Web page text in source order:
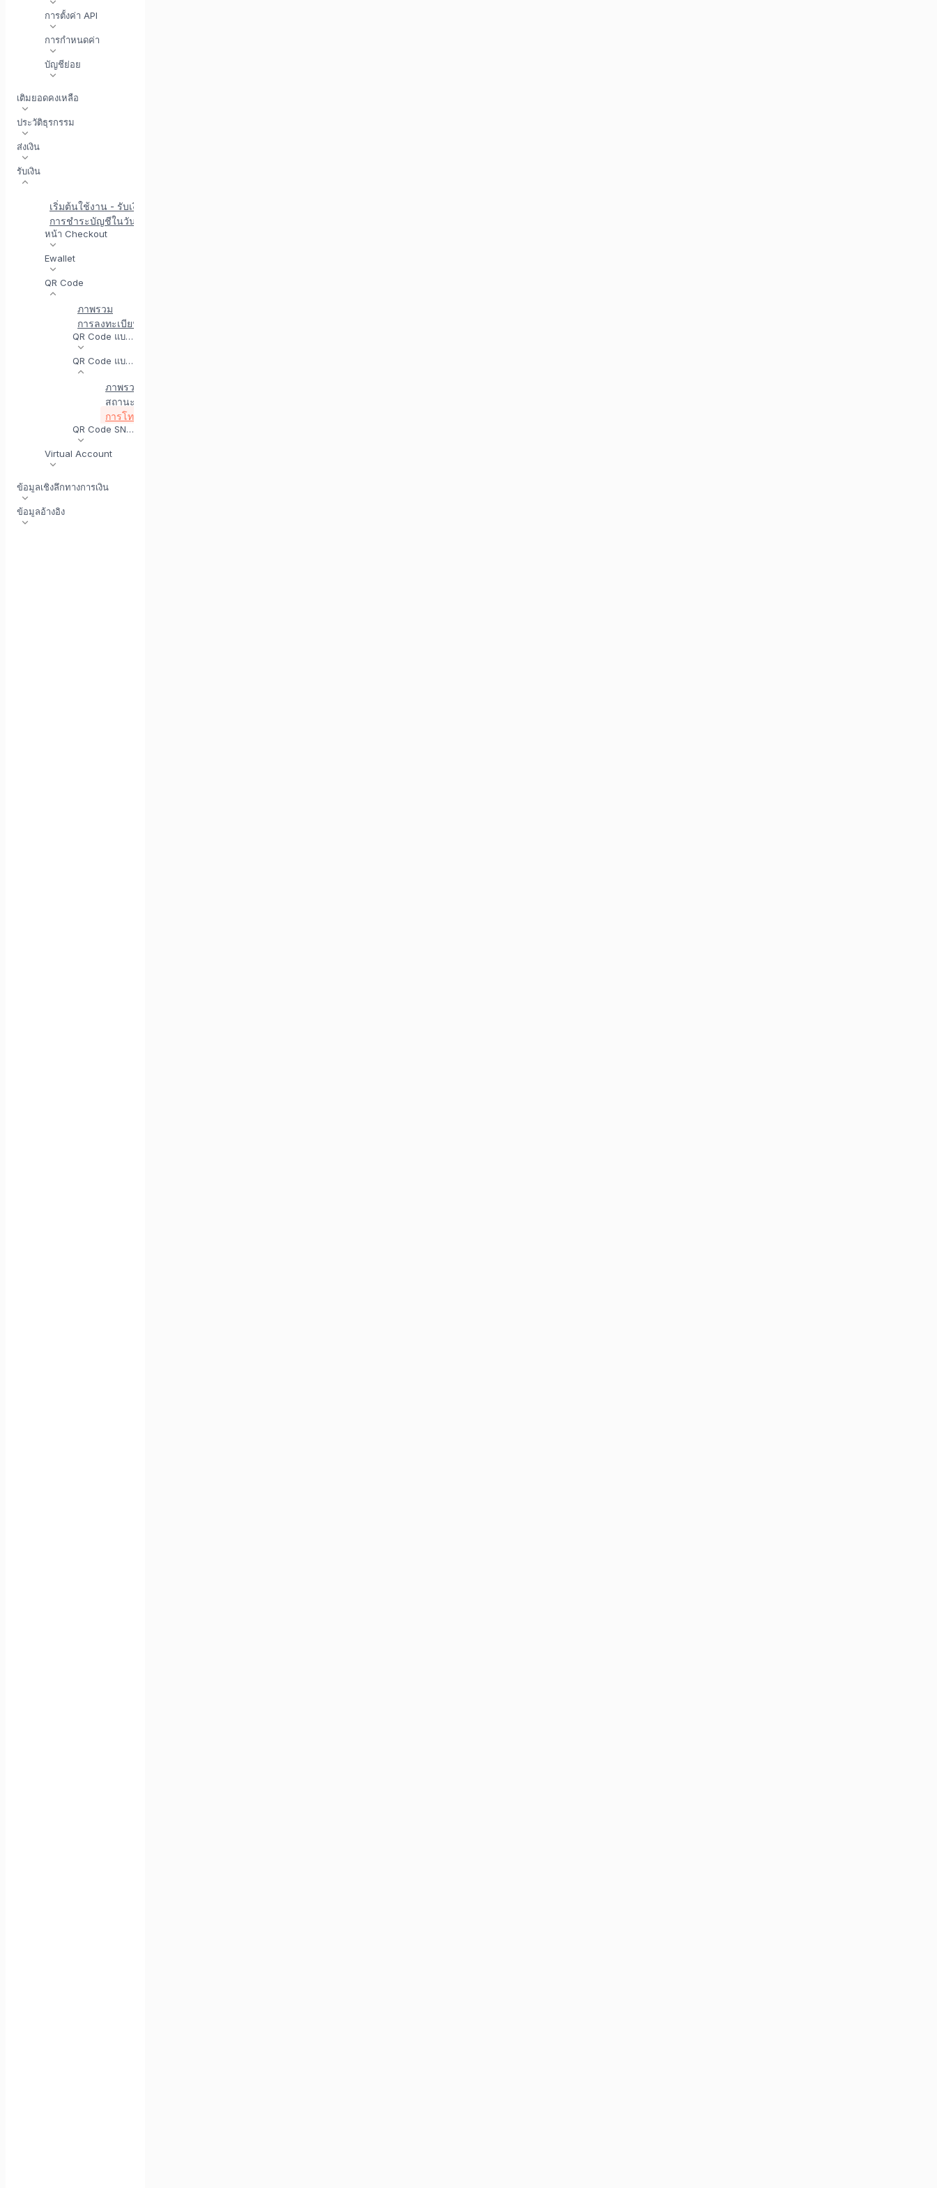
การตั้งค่า API
การกำหนดค่า
บัญชีย่อย
เติมยอดคงเหลือ
ประวัติธุรกรรม
ส่งเงิน
รับเงิน
เริ่มต้นใช้งาน - รับเงิน
การชำระบัญชีในวันเดียวกัน
หน้า Checkout
Ewallet
QR Code
ภาพรวม
การลงทะเบียน QR Code
QR Code แบบไดนามิก
QR Code แบบคงที่
ภาพรวม
สถานะสำหรับ QR Code แบบคงที่
การโทรกลับ QR Code - QR Code แบบคงที่
QR Code SNAP
Virtual Account
ข้อมูลเชิงลึกทางการเงิน
ข้อมูลอ้างอิง